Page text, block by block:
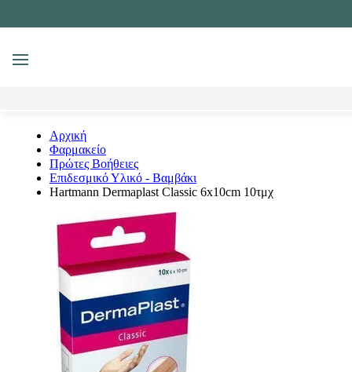
MENU
Αρχική
Φαρμακείο
Πρώτες Βοήθειες
Επιδεσμικό Υλικό - Βαμβάκι
Hartmann Dermaplast Classic 6x10cm 10τμχ